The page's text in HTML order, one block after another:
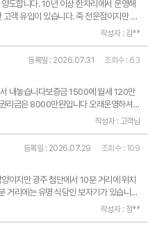
도합니다. 10년 이상 한자리에서 운영해
객 유입이 있습니다. 죽 전문점이지만 죽
습니다. 백화점 매장이지만 수수료 매장
작성자 : 김**
등록일 : 2026.07.31 조회수 : 63
작성자 : 고객님
등록일 : 2026.07.29 조회수 : 109
이지만 광주 첨단에서 10분 거리에 위치
거리에는 유명 식당인 보자기가 있습니
해 단골 분들도 꾸준히 증가하고 있습니
작성자 : 정**